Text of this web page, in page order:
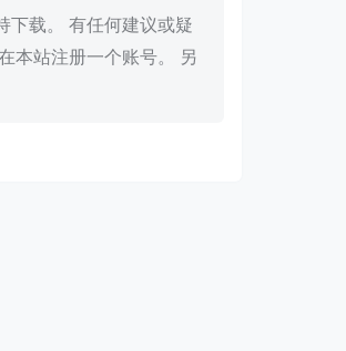
下载。 有任何建议或疑
本站注册一个账号。 另